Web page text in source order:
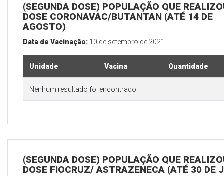
(SEGUNDA DOSE) POPULAÇÃO QUE
DOSE CORONAVAC/BUTANTAN (ATÉ 14 DE
AGOSTO)
Data de Vacinação: 10 de setembro de 2021
Unidade Vacina Quantidade
Nenhum resultado foi encontrado.
(SEGUNDA DOSE) POPULAÇÃO QUE
DOSE FIOCRUZ/ ASTRAZENECA (ATÉ 30 DE